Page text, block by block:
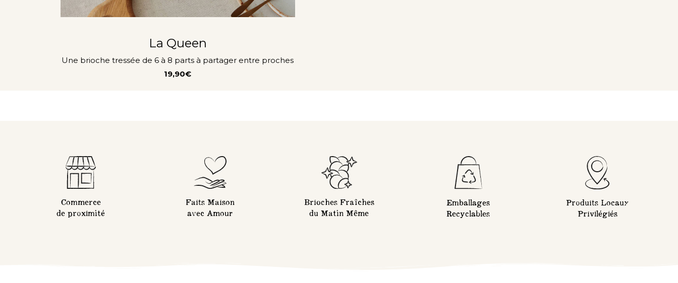
La Queen
Une brioche tressée de 6 à 8 parts à partager entre proches
19,90€
Commerce
de proximité
Faits Maison
avec Amour
Brioches Fraîches
du Matin Même
Emballages
Recyclables
Produits Locaux
Privilégiés